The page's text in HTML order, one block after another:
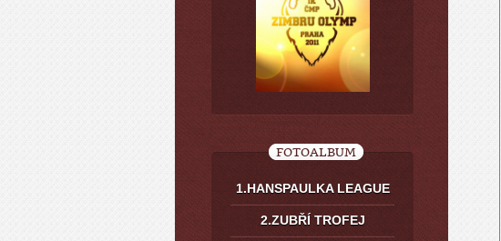
FOTOALBUM
1.HANSPAULKA LEAGUE
2.ZUBŘÍ TROFEJ